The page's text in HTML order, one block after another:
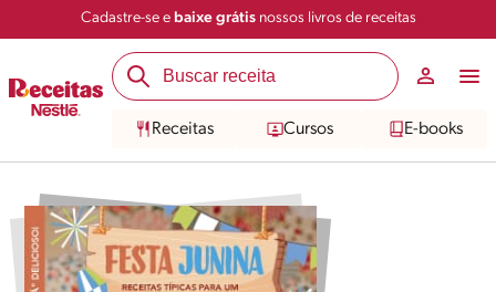
Cadastre-se e baixe grátisnossos livros de receitas
Receitas Cursos E-books